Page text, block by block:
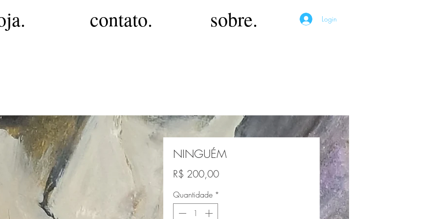
contato. sobre. Login
NINGUÉM
R$ 200,00Preço
Quantidade *